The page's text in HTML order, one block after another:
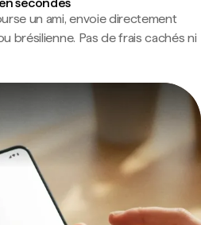
un ami, envoie directement
brésilienne. Pas de frais cachés ni